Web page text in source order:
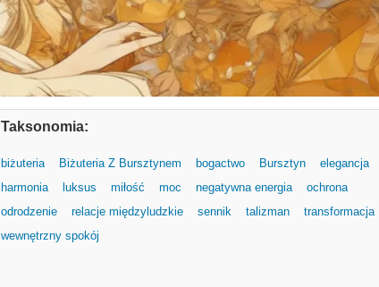
Taksonomia:
biżuteria Biżuteria Z Bursztynem bogactwo Bursztyn
elegancja
harmonia
luksus miłość moc negatywna energia
ochrona
odrodzenie
relacje międzyludzkie sennik talizman
transformacja
wewnętrzny spokój